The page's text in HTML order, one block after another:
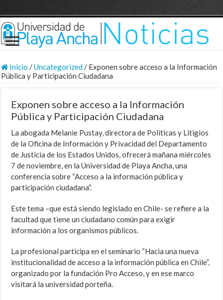
Inicio /Uncategorized/ Exponen sobre acceso a la Información
Pública y Participación Ciudadana
Exponen sobre acceso a la Información
Pública y Participación Ciudadana
La abogada Melanie Pustay, directora de Políticas y Litigios
de la Oficina de Información y Privacidad del Departamento
de Justicia de los Estados Unidos, ofrecerá mañana miércoles
7 de noviembre, en la Universidad de Playa Ancha, una
conferencia sobre “Acceso a la información pública y
participación ciudadana”.
Este tema –que está siendo legislado en Chile- se refiere a la
facultad que tiene un ciudadano común para exigir
información a los organismos públicos.
La profesional participa en el seminario “Hacia una nueva
institucionalidad de acceso a la información pública en Chile”,
organizado por la fundación Pro Acceso, y en ese marco
visitará la universidad porteña.